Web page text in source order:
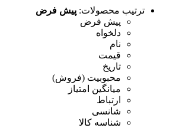
ترتیب محصولات: پیش فرض
پیش فرض
دلخواه
نام
قیمت
تاریخ
محبوبیت (فروش)
میانگین امتیاز
ارتباط
شانسی
شناسه کالا